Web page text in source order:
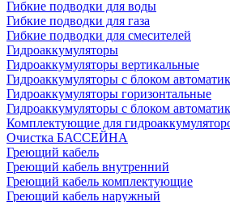
Гибкие подводки для воды
Гибкие подводки для газа
Гибкие подводки для смесителей
Гидроаккумуляторы
Гидроаккумуляторы вертикальные
Гидроаккумуляторы с блоком
Гидроаккумуляторы горизонтальные
Гидроаккумуляторы с блоком
Комплектующие для
Очистка БАССЕЙНА
Греющий кабель
Греющий кабель внутренний
Греющий кабель комплектующие
Греющий кабель наружный